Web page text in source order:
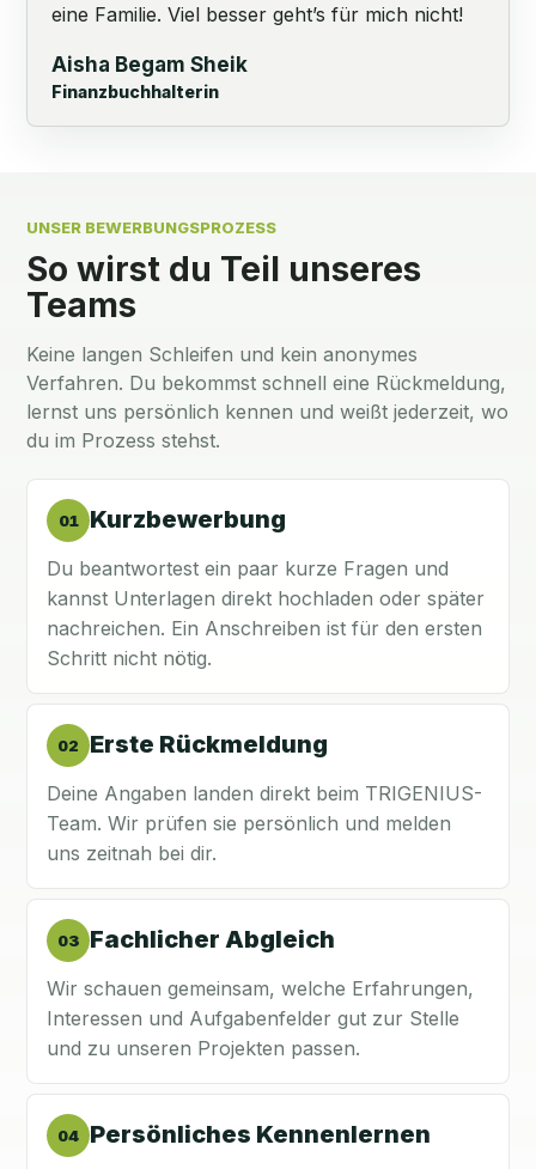
eine Familie. Viel besser geht’s für mich nicht!
Aisha Begam Sheik
Finanzbuchhalterin
UNSER BEWERBUNGSPROZESS
So wirst du Teil unseres
Teams
Keine langen Schleifen und kein anonymes
Verfahren. Du bekommst schnell eine Rückmeldung,
lernst uns persönlich kennen und weißt jederzeit, wo
du im Prozess stehst.
01 Kurzbewerbung
Du beantwortest ein paar kurze Fragen und
kannst Unterlagen direkt hochladen oder später
nachreichen. Ein Anschreiben ist für den ersten
Schritt nicht nötig.
02 Erste Rückmeldung
Deine Angaben landen direkt beim TRIGENIUS-
Team. Wir prüfen sie persönlich und melden
uns zeitnah bei dir.
03 Fachlicher Abgleich
Wir schauen gemeinsam, welche Erfahrungen,
Interessen und Aufgabenfelder gut zur Stelle
und zu unseren Projekten passen.
04 Persönliches Kennenlernen